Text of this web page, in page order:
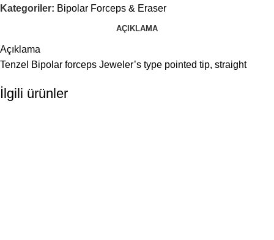
Kategoriler: Bipolar Forceps & Eraser
AÇIKLAMA
Açıklama
Tenzel Bipolar forceps Jeweler’s type pointed tip, straight
İlgili ürünler